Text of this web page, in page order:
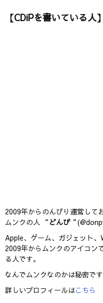
【CDiPを書いている人】
2009年からのんびり運営して
ムンクの人 “ どんぴ
Apple、ゲーム、ガジェット
2009年からムンクのアイコン
る人です。
なんでムンクなのかは秘密です
詳しいプロフィールはこちら